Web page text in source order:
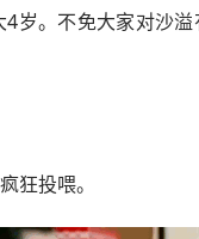
。不免大家对沙溢
狂投喂。